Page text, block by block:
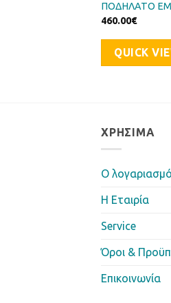
ΠΟΔΗΛΑΤΟ
460.00€
QUICK
ΧΡΉΣΙΜΑ
Ο
Η Eταιρία
Service
Όροι &
Επικοινωνία